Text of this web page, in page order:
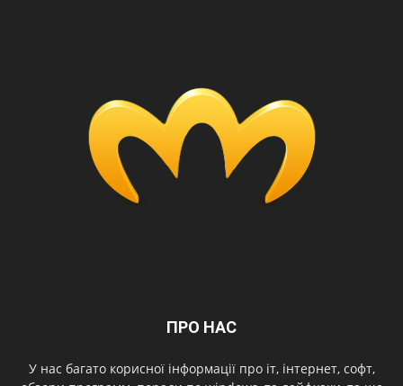
ПРО НАС
У нас багато корисної інформації про іт, інтернет, софт,